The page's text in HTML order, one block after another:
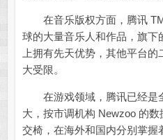
在音乐版权方面，腾讯
球的大量音乐人和作品，旗下
上拥有先天优势，其他平台
大受限。
在游戏领域，腾讯已经是
大，按市调机构 Newzoo 的
交椅，在海外和国内分别掌握